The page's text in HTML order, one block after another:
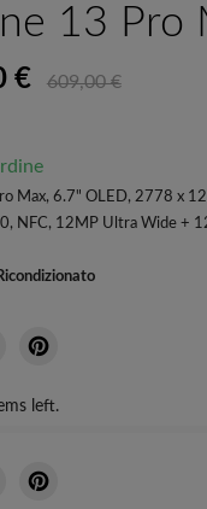
13 Pro
€ 609,00 €
Max, 6.7" OLED, 2778 x
NFC, 12MP Ultra Wide +
Ricondizionato
left.